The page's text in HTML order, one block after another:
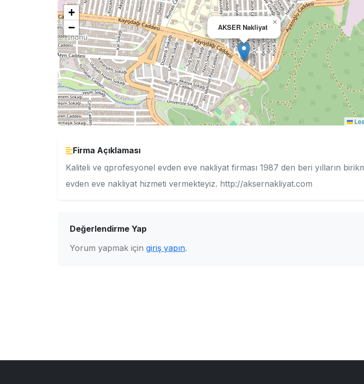
AKSER Nakliyat
×
+
−
Firma Açıklaması
Kaliteli ve qprofesyonel evden eve nakliyat firması 1987 den beri yılların
evden eve nakliyat hizmeti vermekteyiz. http://aksernakliyat.com
Değerlendirme Yap
Yorum yapmak için giriş yapın.